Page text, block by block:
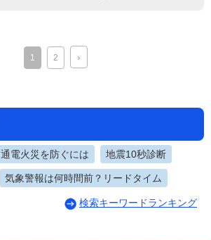
1 2 ›
通電火災を防ぐには 地震10秒診断
気象警報は何時間前？リードタイム
検索キーワードランキング